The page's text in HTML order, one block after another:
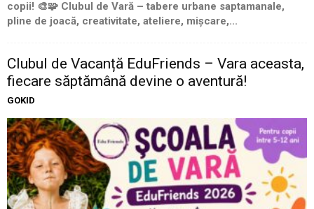
copii! 🎨🧩 Clubul de Vară – tabere urbane saptamanale,
pline de joacă, creativitate, ateliere, mișcare,...
Clubul de Vacanță EduFriends – Vara aceasta,
fiecare săptămână devine o aventură!
GOKID